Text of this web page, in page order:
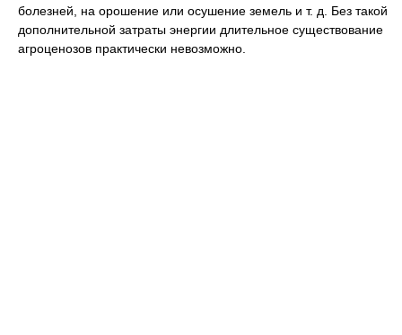
болезней, на орошение или осушение земель и т. д. Без такой
дополнительной затраты энергии длительное существование
агроценозов практически невозможно.